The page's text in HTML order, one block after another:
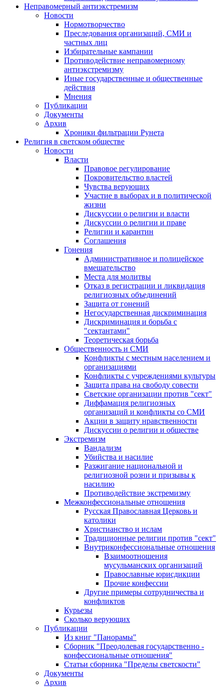
Неправомерный антиэкстремизм
Новости
Нормотворчество
Преследования организаций, СМИ и
частных лиц
Избирательные кампании
Противодействие неправомерному
антиэкстремизму
Иные государственные и общественные
действия
Мнения
Публикации
Документы
Архив
Хроники фильтрации Рунета
Религия в светском обществе
Новости
Власти
Правовое регулирование
Покровительство властей
Чувства верующих
Участие в выборах и в политической
жизни
Дискуссии о религии и власти
Дискуссии о религии и праве
Религии и карантин
Соглашения
Гонения
Административное и полицейское
вмешательство
Места для молитвы
Отказ в регистрации и ликвидация
религиозных объединений
Защита от гонений
Негосударственная дискриминация
Дискриминация и борьба с
"сектантами"
Теоретическая борьба
Общественность и СМИ
Конфликты с местным населением и
организациями
Конфликты с учреждениями культуры
Защита права на свободу совести
Светские организации против "сект"
Диффамация религиозных
организаций и конфликты со СМИ
Акции в защиту нравственности
Дискуссии о религии и обществе
Экстремизм
Вандализм
Убийства и насилие
Разжигание национальной и
религиозной розни и призывы к
насилию
Противодействие экстремизму
Межконфессиональные отношения
Русская Православная Церковь и
католики
Христианство и ислам
Традиционные религии против "сект"
Внутриконфессиональные отношения
Взаимоотношения
мусульманских организаций
Православные юрисдикции
Прочие конфессии
Другие примеры сотрудничества и
конфликтов
Курьезы
Сколько верующих
Публикации
Из книг "Панорамы"
Сборник "Преодолевая государственно -
конфессиональные отношения"
Статьи сборника "Пределы светскости"
Документы
Архив